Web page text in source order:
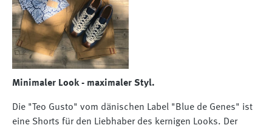
Minimaler Look - maximaler Styl.
Die "Teo Gusto" vom dänischen Label "Blue de Genes" ist
eine Shorts für den Liebhaber des kernigen Looks. Der